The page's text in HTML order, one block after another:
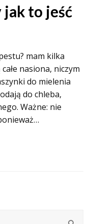
to jeść
mam kilka
nasiona, niczym
do mielenia
do chleba,
Ważne: nie